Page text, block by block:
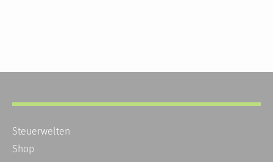
Steuerwelten
Shop